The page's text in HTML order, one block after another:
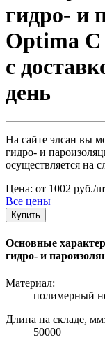
гидро- и
Optima C
с
день
На сайте элсан вы
гидро- и
осуществляется на
Цена: от 1002 руб./
Все цены
Купить
Основные
гидро- и
Материал:
полимерный
Длина на складе, мм:
50000